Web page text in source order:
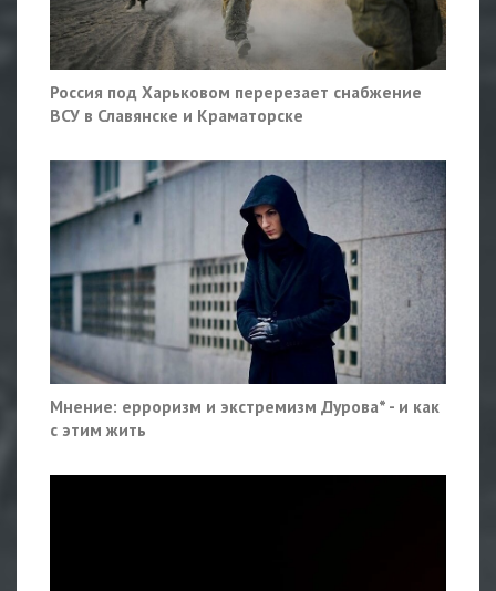
Россия под Харьковом перерезает снабжение
ВСУ в Славянске и Краматорске
Мнение: ерроризм и экстремизм Дурова* - и как
с этим жить